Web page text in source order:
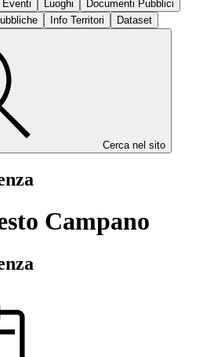
Eventi Luoghi
Documenti Pubblici
Info Territori Dataset
Cerca nel sito
Campano